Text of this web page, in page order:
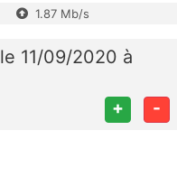
1.87 Mb/s
le 11/09/2020 à
+ -